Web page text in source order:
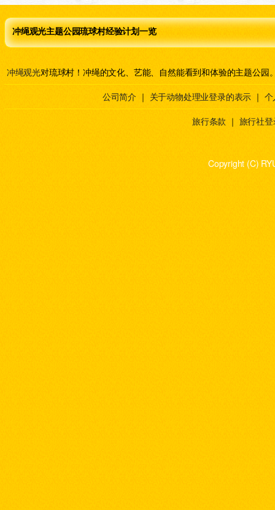
冲绳观光主题公园琉球村经验计划一览
冲绳观光对琉球村！冲绳的文化、艺能、自然能看到和体验的主题公园
公司简介 ｜ 关于动物处理业登录的表示 ｜
旅行条款 ｜ 旅行社
Copyright (C)